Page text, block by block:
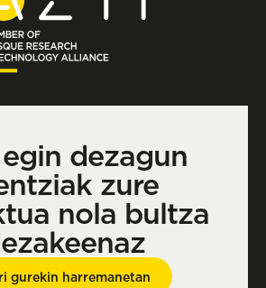
dezagun
zure
nola bultza
gurekin harremanetan